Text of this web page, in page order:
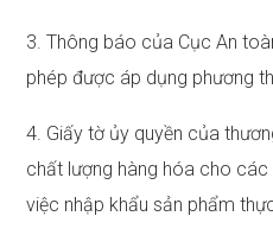
3. Thông báo của Cục An
phép được áp dụng phương
4. Giấy tờ ủy quyền của
chất lượng hàng hóa cho
việc nhập khẩu sản phẩm